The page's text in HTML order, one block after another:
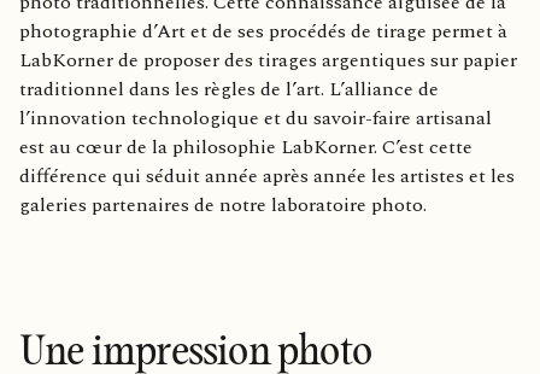
photographie d’Art et de ses procédés de tirage permet à
LabKorner de proposer des tirages argentiques sur papier
traditionnel dans les règles de l’art. L’alliance de
l’innovation technologique et du savoir-faire artisanal
est au cœur de la philosophie LabKorner. C’est cette
différence qui séduit année après année les artistes et les
galeries partenaires de notre laboratoire photo.
Une impression photo